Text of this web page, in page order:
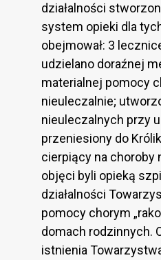
działalności
system opieki dla
obejmował: 3
udzielano doraźnej
materialnej pomocy
nieuleczalnie;
nieuleczalnych przy
przeniesiony do
cierpiący na choroby
objęci byli opieką
działalności
pomocy chorym
domach rodzinnych.
istnienia